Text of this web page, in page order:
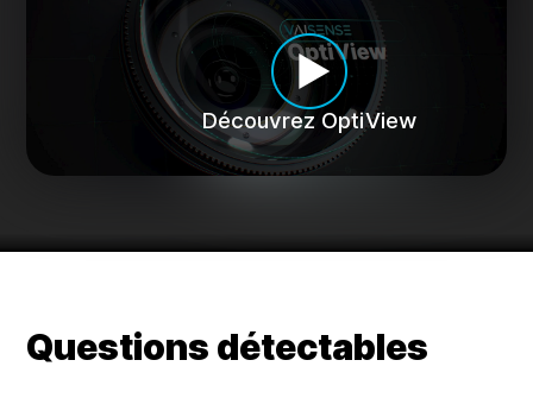
Découvrez OptiView
Questions détectables